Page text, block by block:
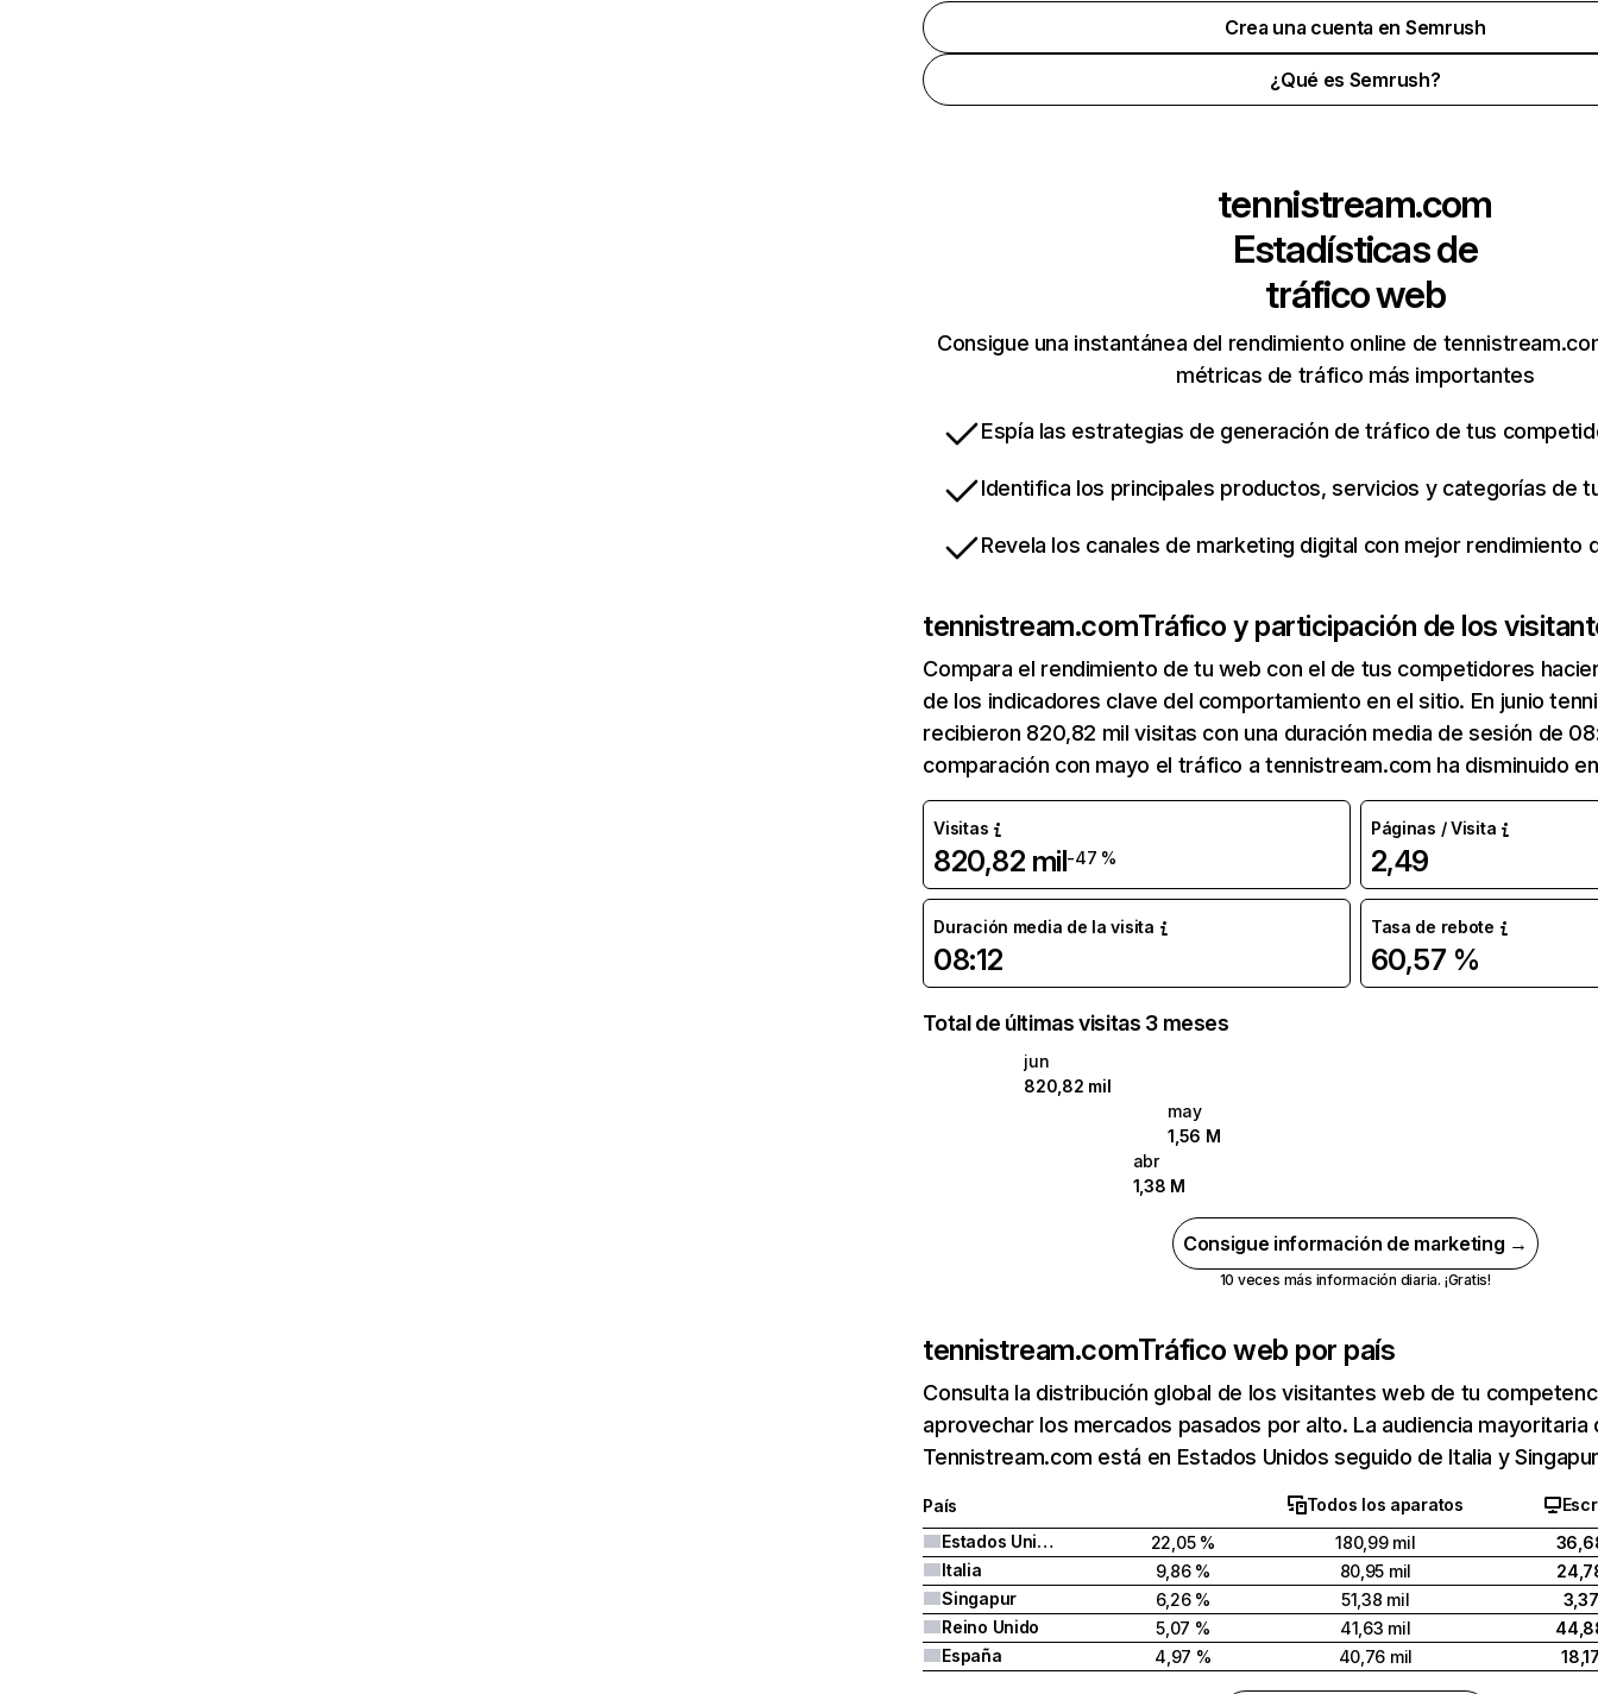
Crea una cuenta en Semrush
¿Qué es Semrush?
tennistream.com
Estadísticas de
tráfico web
Consigue una instantánea del rendimiento online de
métricas de tráfico más importantes
Espía las estrategias de generación de tráfico de tus
Identifica los principales productos, servicios y categorías de
Revela los canales de marketing digital con mejor rendimiento
tennistream.comTráfico y participación de los
Compara el rendimiento de tu web con el de tus competidores
de los indicadores clave del comportamiento en el sitio. En junio
recibieron 820,82 mil visitas con una duración media de sesión de
comparación con mayo el tráfico a tennistream.com ha disminuido
Visitas
820,82 mil-47 %
Páginas / Visita
2,49
Duración media de la visita
08:12
Tasa de rebote
60,57 %
Total de últimas visitas 3 meses
jun
820,82 mil
may
1,56 M
abr
1,38 M
Consigue información de marketing →
10 veces más información diaria. ¡Gratis!
tennistream.comTráfico web por país
Consulta la distribución global de los visitantes web de tu
aprovechar los mercados pasados por alto. La audiencia mayoritaria
Tennistream.com está en Estados Unidos seguido de Italia y
País Todos los aparatos
Estados Unidos
22,05 % 180,99 mil
Italia
9,86 % 80,95 mil
Singapur
6,26 % 51,38 mil
Reino Unido
5,07 % 41,63 mil
España
4,97 % 40,76 mil